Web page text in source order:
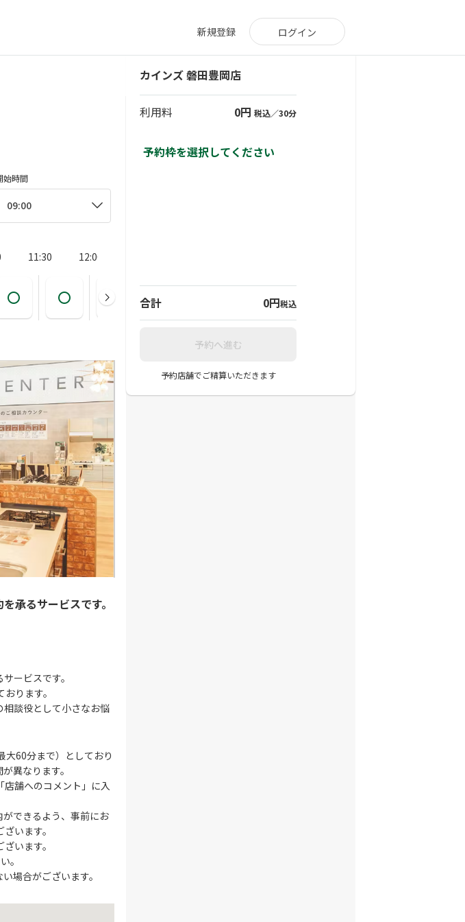
新規登録 ログイン
カインズ 磐田豊岡店
利用料 0円 税込／30分
予約枠を選択してください
合計 0円税込
予約へ進む
予約店舗でご精算いただきます
始時間
09:00
11:30 12:00
承るサービスです。
ービスです。
ります。
談役として小さなお悩
大60分まで）としており
異なります。
店舗へのコメント」に入
ができるよう、事前にお
います。
います。
。
場合がございます。